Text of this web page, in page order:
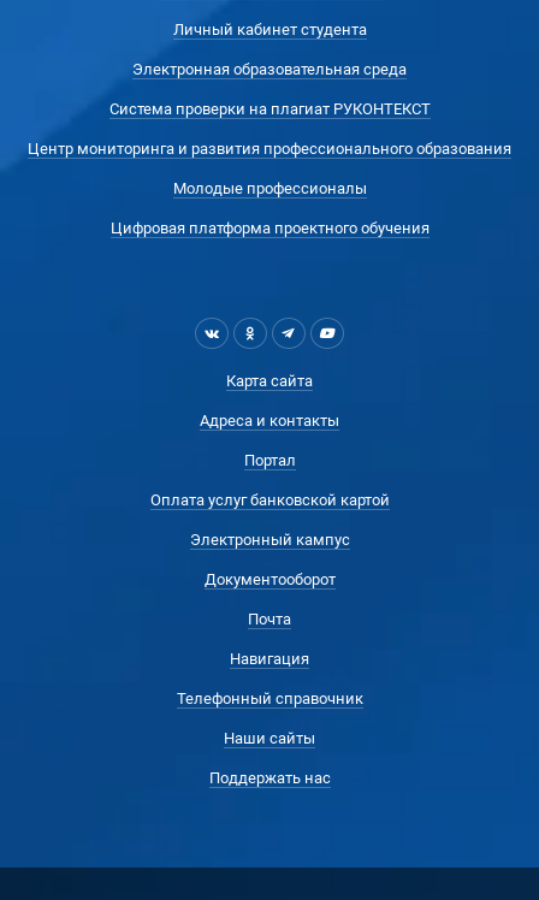
Личный кабинет студента
Электронная образовательная среда
Система проверки на плагиат РУКОНТЕКСТ
Центр мониторинга и развития профессионального образования
Молодые профессионалы
Цифровая платформа проектного обучения
Карта сайта
Адреса и контакты
Портал
Оплата услуг банковской картой
Электронный кампус
Документооборот
Почта
Навигация
Телефонный справочник
Наши сайты
Поддержать нас